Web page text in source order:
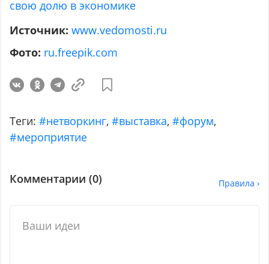
свою долю в экономике
Источник: www.vedomosti.ru
Фото: ru.freepik.com
Теги: #нетворкинг,#выставка,#форум,
#мероприятие
Комментарии (0) Правила ›